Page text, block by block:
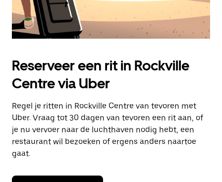
Reserveer een rit in Rockville
Centre via Uber
Regel je ritten in Rockville Centre van tevoren met
Uber. Vraag tot 30 dagen van tevoren een rit aan, of
je nu vervoer naar de luchthaven nodig hebt, een
restaurant wil bezoeken of ergens anders naartoe
gaat.